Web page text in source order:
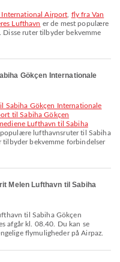
International Airport fly fra Van
Lufthavn er de mest populære
ruter tilbyder bekvemme
Gökçen Internationale
til Sabiha Gökçen
Lufthavn til Sabiha
populære lufthavnsruter til Sabiha
tilbyder bekvemme forbindelser
Melen Lufthavn til Sabiha
afgår kl. 08.40. Du kan se
flymuligheder på Airpaz.